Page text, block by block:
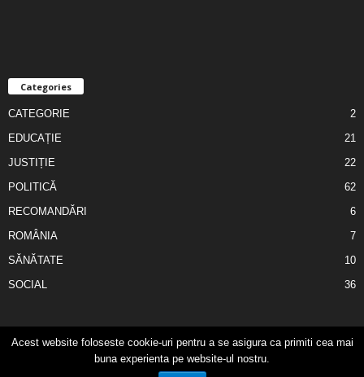
Categories
CATEGORIE
2
EDUCAȚIE
21
JUSTIȚIE
22
POLITICĂ
62
RECOMANDĂRI
6
ROMÂNIA
7
SĂNĂTATE
10
SOCIAL
36
Cronica Zilei Contact
Publicitate
Acest website foloseste cookie-uri pentru a se asigura ca primiti cea mai
buna experienta pe website-ul nostru.